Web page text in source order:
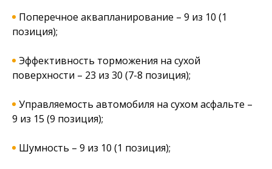
Поперечное аквапланирование – 9 из 10 (1
позиция);
Эффективность торможения на сухой
поверхности – 23 из 30 (7-8 позиция);
Управляемость автомобиля на сухом асфальте –
9 из 15 (9 позиция);
Шумность – 9 из 10 (1 позиция);